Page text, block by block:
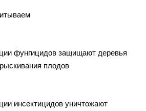
фунгицидов защищают деревья
плодов
инсектицидов уничтожают